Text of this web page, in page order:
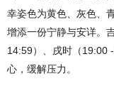
幸姿色为黄色、灰色、
增添一份宁静与安详。
14:59）、戌时（19:00
心，缓解压力。